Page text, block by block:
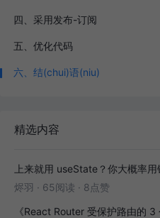
四、采用发布-订阅
五、优化代码
六、结(chui)语(niu)
精选内容
烬羽 · 65阅读 · 8点赞